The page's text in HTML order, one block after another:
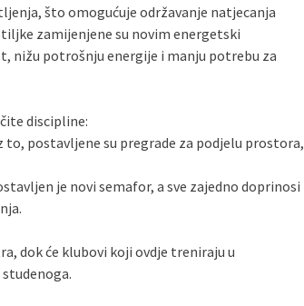
što omogućuje održavanje natjecanja
zamijenjene su novim energetski
nižu potrošnju energije i manju potrebu za
discipline:
postavljene su pregrade za podjelu prostora,
je novi semafor, a sve zajedno doprinosi
dok će klubovi koji ovdje treniraju u